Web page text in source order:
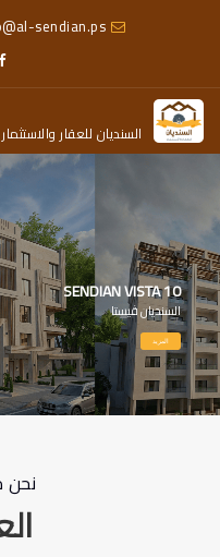
@al-sendian.ps
السنديان للعقار والاستثمار
SENDIAN VISTA 10
السنديان ڤيستا
المزيد